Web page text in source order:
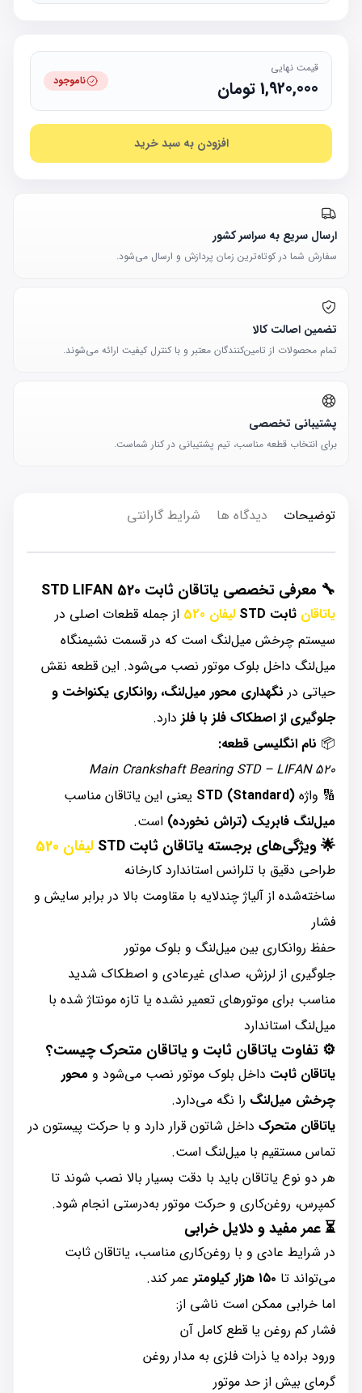
قیمت نهایی
1,920,000تومان ناموجود
افزودن به سبد خرید
ارسال سریع به سراسر کشور
سفارش شما در کوتاه‌ترین زمان پردازش و ارسال می‌شود.
تضمین اصالت کالا
تمام محصولات از تامین‌کنندگان معتبر و با کنترل کیفیت ارائه می‌شوند.
پشتیبانی تخصصی
برای انتخاب قطعه مناسب، تیم پشتیبانی در کنار شماست.
توضیحات دیدگاه ها شرایط گارانتی
🔧 معرفی تخصصی یاتاقان ثابت STD LIFAN 520
یاتاقان ثابت STD لیفان 520
از جمله قطعات اصلی در
سیستم چرخش میل‌لنگ است که در قسمت نشیمنگاه
میل‌لنگ داخل بلوک موتور نصب می‌شود. این قطعه نقش
حیاتی در نگهداری محور میل‌لنگ، روانکاری یکنواخت و
جلوگیری از اصطکاک فلز با فلز دارد.
📦 نام انگلیسی قطعه:
Main Crankshaft Bearing STD – LIFAN 520
🔢 واژه STD (Standard) یعنی این یاتاقان مناسب
میل‌لنگ فابریک (تراش نخورده) است.
🌟ویژگی‌های برجسته یاتاقان ثابت STD لیفان 520
طراحی دقیق با تلرانس استاندارد کارخانه
ساخته‌شده از آلیاژ چندلایه با مقاومت بالا در برابر سایش و
فشار
حفظ روانکاری بین میل‌لنگ و بلوک موتور
جلوگیری از لرزش، صدای غیرعادی و اصطکاک شدید
مناسب برای موتورهای تعمیر نشده یا تازه مونتاژ شده با
میل‌لنگ استاندارد
⚙️ تفاوت یاتاقان ثابت و یاتاقان متحرک چیست؟
یاتاقان ثابت داخل بلوک موتور نصب می‌شود و محور
چرخش میل‌لنگ را نگه می‌دارد.
یاتاقان متحرک داخل شاتون قرار دارد و با حرکت پیستون در
تماس مستقیم با میل‌لنگ است.
هر دو نوع یاتاقان باید با دقت بسیار بالا نصب شوند تا
کمپرس، روغن‌کاری و حرکت موتور به‌درستی انجام شود.
⏳ عمر مفید و دلایل خرابی
در شرایط عادی و با روغن‌کاری مناسب، یاتاقان ثابت
می‌تواند تا ۱۵۰ هزار کیلومتر
عمر کند.
اما خرابی ممکن است ناشی از:
فشار کم روغن یا قطع کامل آن
ورود براده یا ذرات فلزی به مدار روغن
گرمای بیش از حد موتور